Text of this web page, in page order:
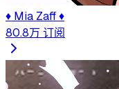
♦ Mia Zaff ♦
80.8万 订阅